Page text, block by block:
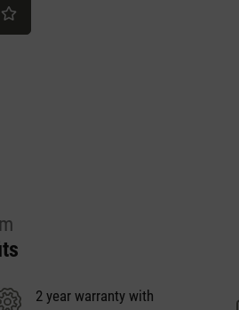
2 year warranty with